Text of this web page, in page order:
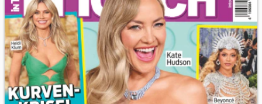
of
the
images
gallery